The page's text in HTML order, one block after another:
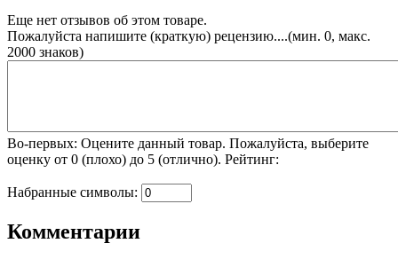
Еще нет отзывов об этом товаре.
Пожалуйста напишите (краткую) рецензию....(мин. 0, макс.
2000 знаков)
Во-первых: Оцените данный товар. Пожалуйста, выберите
оценку от 0 (плохо) до 5 (отлично). Рейтинг:
Набранные символы:
Комментарии